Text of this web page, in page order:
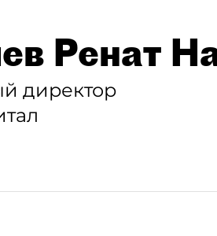
Ренат
директор